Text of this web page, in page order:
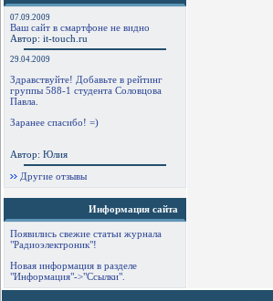
07.09.2009
Ваш сайт в смартфоне не видно
Автор: it-touch.ru
29.04.2009
Здравствуйте! Добавьте в рейтинг
группы 588-1 студента Соловцова
Павла.
Заранее спасибо! =)
Автор: Юлия
Другие отзывы
Информация сайта
Появились свежие статьи журнала
"Радиоэлектроник"!
Новая информация в разделе
"Информация"->"Ссылки".